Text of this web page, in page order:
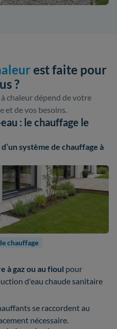
est faite pour
?
chaleur dépend de votre
et de vos besoins.
: le chauffage le
système de chauffage à
chauffage
à gaz ou au fioul pour
d'eau chaude sanitaire
se raccordent au
nécessaire.